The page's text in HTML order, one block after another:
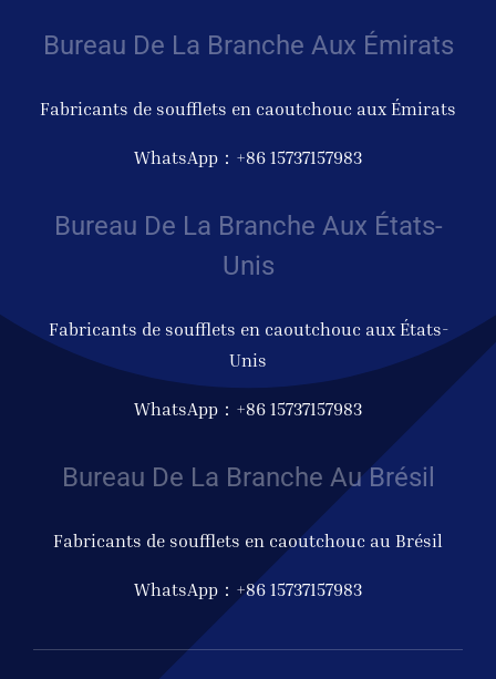
Bureau De La Branche Aux Émirats
Fabricants de soufflets en caoutchouc aux Émirats
WhatsApp：+86 15737157983
Bureau De La Branche Aux États-
Unis
Fabricants de soufflets en caoutchouc aux États-
Unis
WhatsApp：+86 15737157983
Bureau De La Branche Au Brésil
Fabricants de soufflets en caoutchouc au Brésil
WhatsApp：+86 15737157983